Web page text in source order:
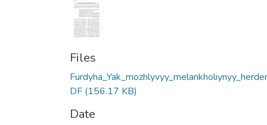
Files
DF (156.17 KB)
Date